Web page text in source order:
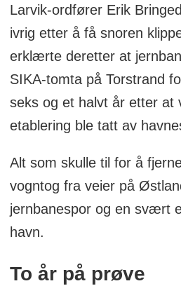
Larvik-ordfører Erik
ivrig etter å få snoren
erklærte deretter at
SIKA-tomta på Torstrand
seks og et halvt år etter at
etablering ble tatt av
Alt som skulle til for å
vogntog fra veier på
jernbanespor og en svært
havn.
To år på prøve